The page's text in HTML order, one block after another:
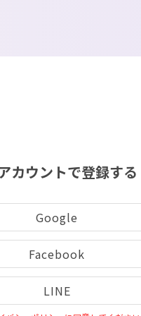
カウントで登録する
Google
Facebook
LINE